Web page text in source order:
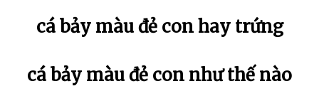
cá bảy màu đẻ con hay trứng
cá bảy màu đẻ con như thế nào